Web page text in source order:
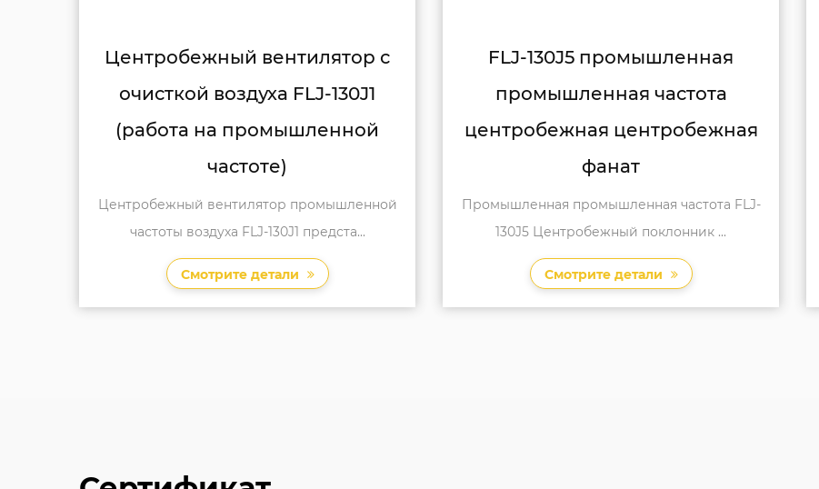
FLJ-130J5 промышленная
промышленная частота
центробежная центробежная
фанат
Промышленная промышленная частота FLJ-
130J5 Центробежный поклонник ...
Смотрите детали
Крупногабаритный
центробежный вентилятор
FLJ-150J1 (работа на
промышленной частоте)
Центробежный вентилятор FLJ-150J1
промышленного центробежного вентилят...
Смотрите детали